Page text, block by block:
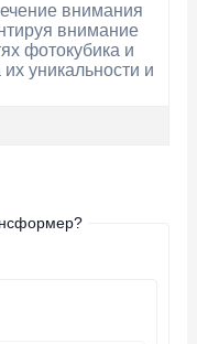
внимания
внимание
фотокубика и
уникальности и